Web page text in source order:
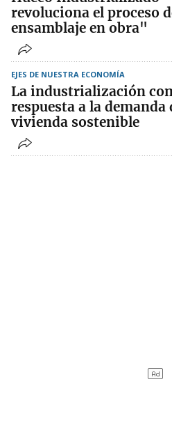
revoluciona el proceso
ensamblaje en obra"
EJES DE NUESTRA ECONOMÍA
La industrialización
respuesta a la demanda
vivienda sostenible